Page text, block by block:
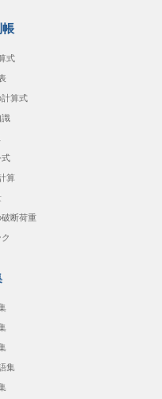
式
算式
算
断荷重
集